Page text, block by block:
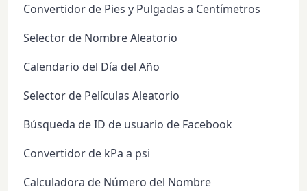
Convertidor de Pies y Pulgadas a Centímetros
Selector de Nombre Aleatorio
Calendario del Día del Año
Selector de Películas Aleatorio
Búsqueda de ID de usuario de Facebook
Convertidor de kPa a psi
Calculadora de Número del Nombre